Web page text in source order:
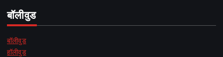
बॉलीवुड
बॉलीवुड
हॉलीवुड